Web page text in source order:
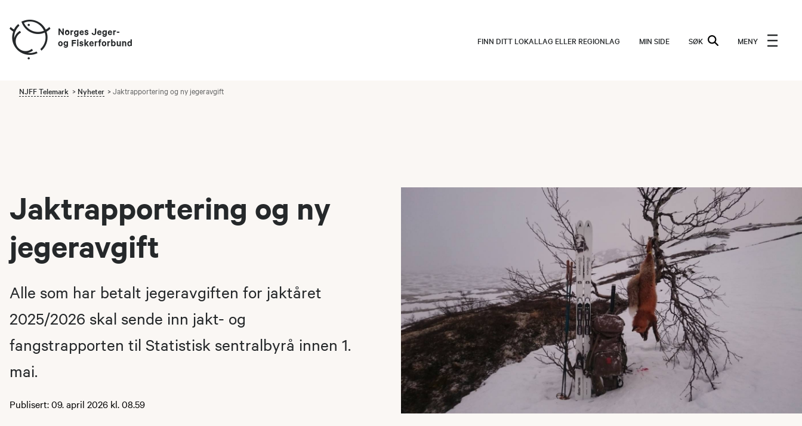
FINN DITT LOKALLAG ELLER REGIONLAG MIN SIDE SØK MENY
NJFF Telemark Nyheter Jaktrapportering og ny jegeravgift
Jaktrapportering og ny
jegeravgift
Alle som har betalt jegeravgiften for jaktåret
2025/2026 skal sende inn jakt- og
fangstrapporten til Statistisk sentralbyrå innen 1.
mai.
Publisert: 09. april 2026 kl. 08.59